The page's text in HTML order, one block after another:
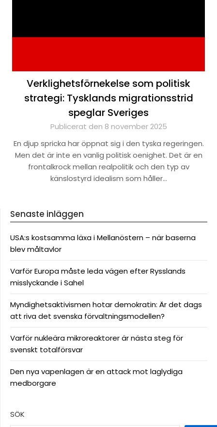
Verklighetsförnekelse som politisk
strategi: Tysklands migrationsstrid
speglar Sveriges
Publicerat den 8 november 2025
En djup spricka har öppnat sig i den tyska regeringen.
Men det är inte en vanlig politisk oenighet. Det är en
frontalkrock mellan realpolitik och den typ av
känslostyrd idealism som håller…
Senaste inläggen
USA:s kostsamma läxa i Mellanöstern – när baserna
blev måltavlor
Varför Europa måste leda vägen efter Rysslands
misslyckande i Sahel
Myndighetsaktivismen hotar demokratin: Är det dags
att riva det svenska förvaltningsmodellen?
Varför nukleära mikroreaktorer är nästa steg för
svenskt totalförsvar
Den nya vapenlagen är en attack mot laglydiga
medborgare
SÖK